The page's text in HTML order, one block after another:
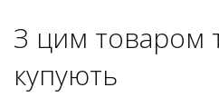
З цим товаром
купують